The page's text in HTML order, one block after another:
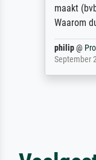
maakt
Waarom
philip@
September